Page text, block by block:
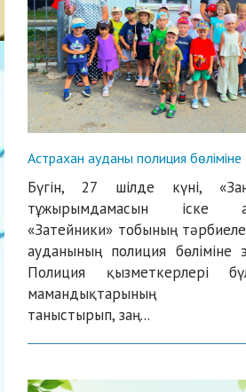
Астрахан ауданы полиция бөліміне
Бүгін, 27 шілде күні,
тұжырымдамасын іске
«Затейники» тобының
ауданының полиция бөліміне
Полиция қызметкерлері
мамандықтарының
таныстырып, заң...